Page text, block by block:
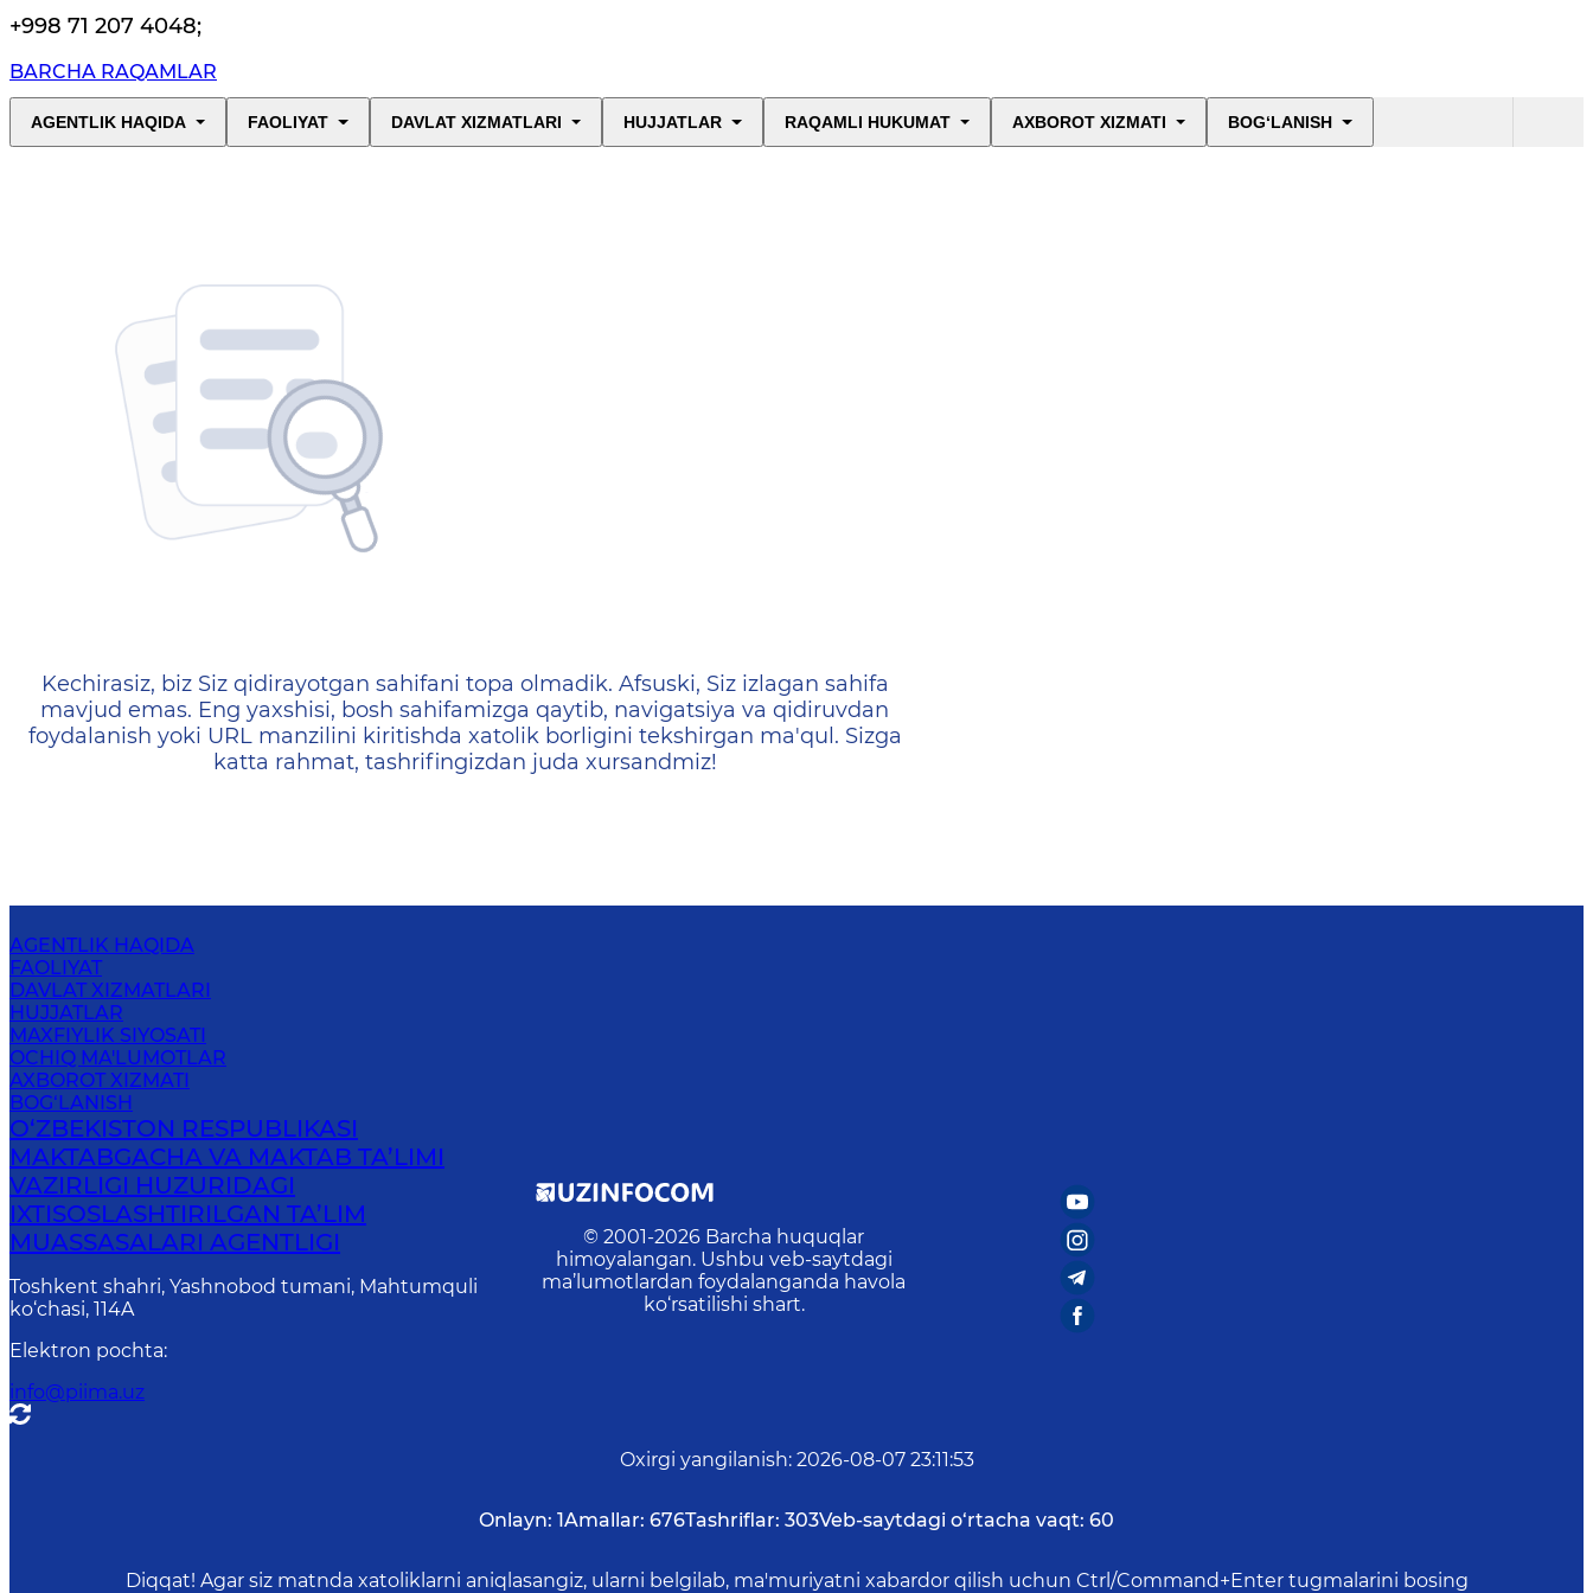
+998 71 207 4048;
BARCHA RAQAMLAR
AGENTLIK HAQIDA FAOLIYAT DAVLAT XIZMATLARI HUJJATLAR RAQAMLI HUKUMAT AXBOROT XIZMATI BOG‘LANISH
404 — Страница не найдена
Kechirasiz, biz Siz qidirayotgan sahifani topa olmadik. Afsuski, Siz izlagan sahifa
mavjud emas. Eng yaxshisi, bosh sahifamizga qaytib, navigatsiya va qidiruvdan
foydalanish yoki URL manzilini kiritishda xatolik borligini tekshirgan ma'qul. Sizga
katta rahmat, tashrifingizdan juda xursandmiz!
AGENTLIK HAQIDA
FAOLIYAT
DAVLAT XIZMATLARI
HUJJATLAR
MAXFIYLIK SIYOSATI
OCHIQ MA'LUMOTLAR
AXBOROT XIZMATI
BOG‘LANISH
O‘ZBEKISTON RESPUBLIKASI
MAKTABGACHA VA MAKTAB TA’LIMI
VAZIRLIGI HUZURIDAGI
IXTISOSLASHTIRILGAN TA’LIM
MUASSASALARI AGENTLIGI
Toshkent shahri, Yashnobod tumani, Mahtumquli
ko‘chasi, 114A
Elektron pochta:
info@piima.uz
© 2001-2026 Barcha huquqlar
himoyalangan. Ushbu veb-saytdagi
ma’lumotlardan foydalanganda havola
ko‘rsatilishi shart.
Oxirgi yangilanish: 2026-08-07 23:11:53
Onlayn: 1Amallar: 676Tashriflar: 303Veb-saytdagi o‘rtacha vaqt: 60
Diqqat! Agar siz matnda xatoliklarni aniqlasangiz, ularni belgilab, ma'muriyatni xabardor qilish uchun Ctrl/Command+Enter tugmalarini bosing